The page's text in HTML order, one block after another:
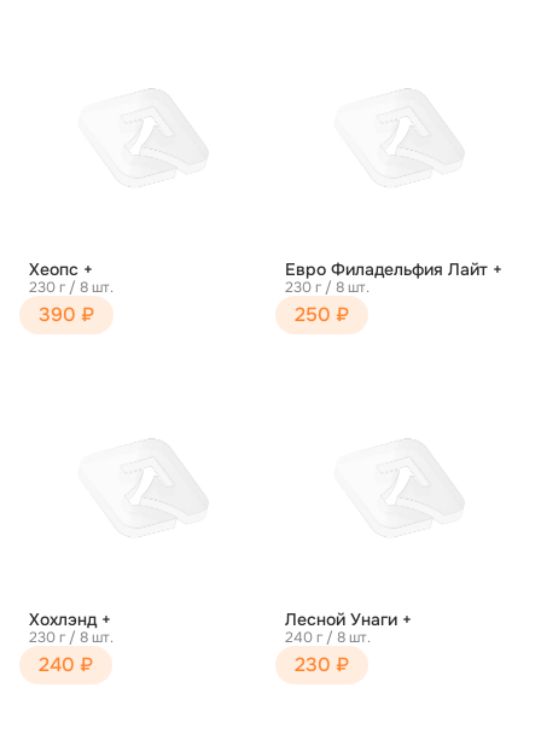
Хеопс +
230 г / 8 шт.
390 ₽
Евро Филадельфия Лайт +
230 г / 8 шт.
250 ₽
Хохлэнд +
230 г / 8 шт.
240 ₽
Лесной Унаги +
240 г / 8 шт.
230 ₽